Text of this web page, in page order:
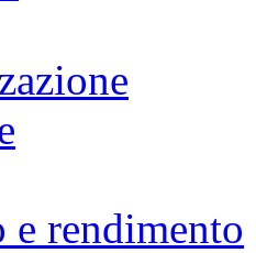
rendimento